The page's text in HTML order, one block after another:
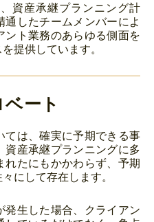
資産承継プランニング計
したチームメンバーによ
ント業務のあらゆる側面を
提供しています。
ート
ては、確実に予期できる事
産承継プランニングに多
れたにもかかわらず、予期
にして存在します。
生した場合、クライアン